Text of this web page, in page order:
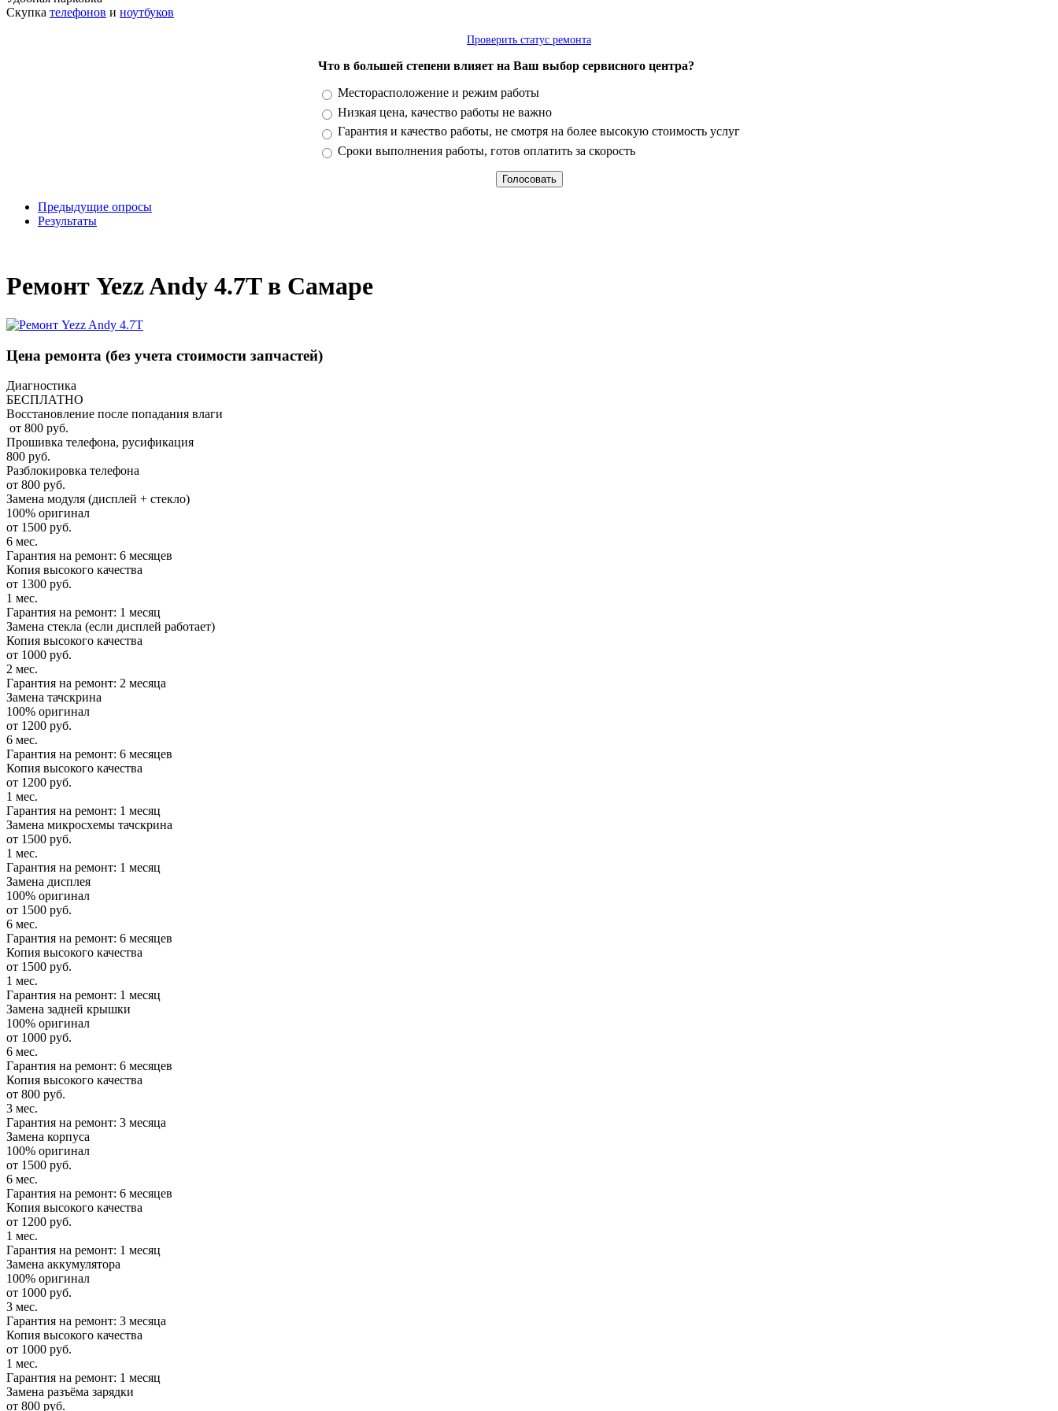
Скупка телефонов и ноутбуков
Проверить статус ремонта
Что в большей степени влияет на Ваш выбор сервисного центра?
Варианты
Месторасположение и режим работы
Низкая цена, качество работы не важно
Гарантия и качество работы, не смотря на более высокую стоимость услуг
Сроки выполнения работы, готов оплатить за скорость
Предыдущие опросы
Результаты
Ремонт Yezz Andy 4.7T в Самаре
Цена ремонта (без учета стоимости запчастей)
Диагностика
БЕСПЛАТНО
Восстановление после попадания влаги
от 800 руб.
Прошивка телефона, русификация
800 руб.
Разблокировка телефона
от 800 руб.
Замена модуля (дисплей + стекло)
100% оригинал
от 1500 руб.
6 мес.
Гарантия на ремонт: 6 месяцев
Копия высокого качества
от 1300 руб.
1 мес.
Гарантия на ремонт: 1 месяц
Замена стекла (если дисплей работает)
Копия высокого качества
от 1000 руб.
2 мес.
Гарантия на ремонт: 2 месяца
Замена тачскрина
100% оригинал
от 1200 руб.
6 мес.
Гарантия на ремонт: 6 месяцев
Копия высокого качества
от 1200 руб.
1 мес.
Гарантия на ремонт: 1 месяц
Замена микросхемы тачскрина
от 1500 руб.
1 мес.
Гарантия на ремонт: 1 месяц
Замена дисплея
100% оригинал
от 1500 руб.
6 мес.
Гарантия на ремонт: 6 месяцев
Копия высокого качества
от 1500 руб.
1 мес.
Гарантия на ремонт: 1 месяц
Замена задней крышки
100% оригинал
от 1000 руб.
6 мес.
Гарантия на ремонт: 6 месяцев
Копия высокого качества
от 800 руб.
3 мес.
Гарантия на ремонт: 3 месяца
Замена корпуса
100% оригинал
от 1500 руб.
6 мес.
Гарантия на ремонт: 6 месяцев
Копия высокого качества
от 1200 руб.
1 мес.
Гарантия на ремонт: 1 месяц
Замена аккумулятора
100% оригинал
от 1000 руб.
3 мес.
Гарантия на ремонт: 3 месяца
Копия высокого качества
от 1000 руб.
1 мес.
Гарантия на ремонт: 1 месяц
Замена разъёма зарядки
от 800 руб.